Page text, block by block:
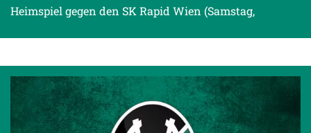
Heimspiel gegen den SK Rapid Wien (Samstag,